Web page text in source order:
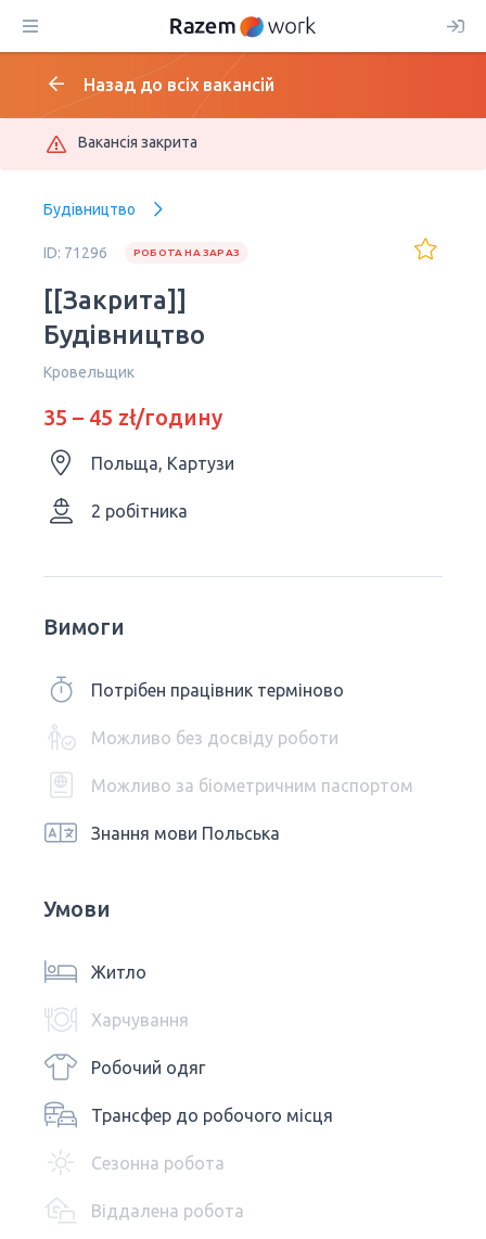
Назад до всіх вакансій
Вакансія закрита
Будівництво
ID: 71296 РОБОТА НА ЗАРАЗ
[[Закрита]]
Будівництво
Кровельщик
35 – 45 zł/годину
Польща, Картузи
2 робітника
Вимоги
Потрібен працівник терміново
Можливо без досвіду роботи
Можливо за біометричним паспортом
Знання мови Польська
Умови
Житло
Харчування
Робочий одяг
Трансфер до робочого місця
Сезонна робота
Віддалена робота